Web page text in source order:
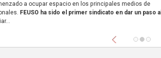
a ocupar espacio en los principales medios de
FEUSO ha sido el primer sindicato en dar un paso al
Anterior